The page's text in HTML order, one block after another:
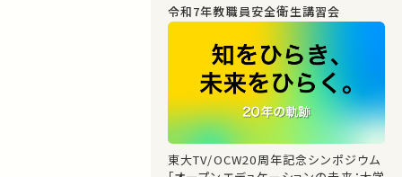
令和7年教職員安全衛生講習会
東大TV/OCW20周年記念シンポジウム